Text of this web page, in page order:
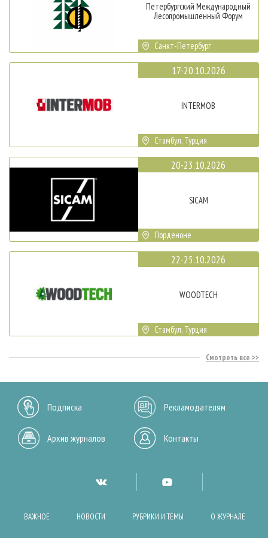
Петербургский Международный
Лесопромышленный Форум
Санкт-Петербург
17-20.10.2026
INTERMOB
Стамбул, Турция
20-23.10.2026
SICAM
Порденоне
22-25.10.2026
WOODTECH
Стамбул, Турция
Смотреть все
Подписка Рекламодателям
Архив журналов Контакты
ВАЖНОЕ НОВОСТИ РУБРИКИ И ТЕМЫ О ЖУРНАЛЕ